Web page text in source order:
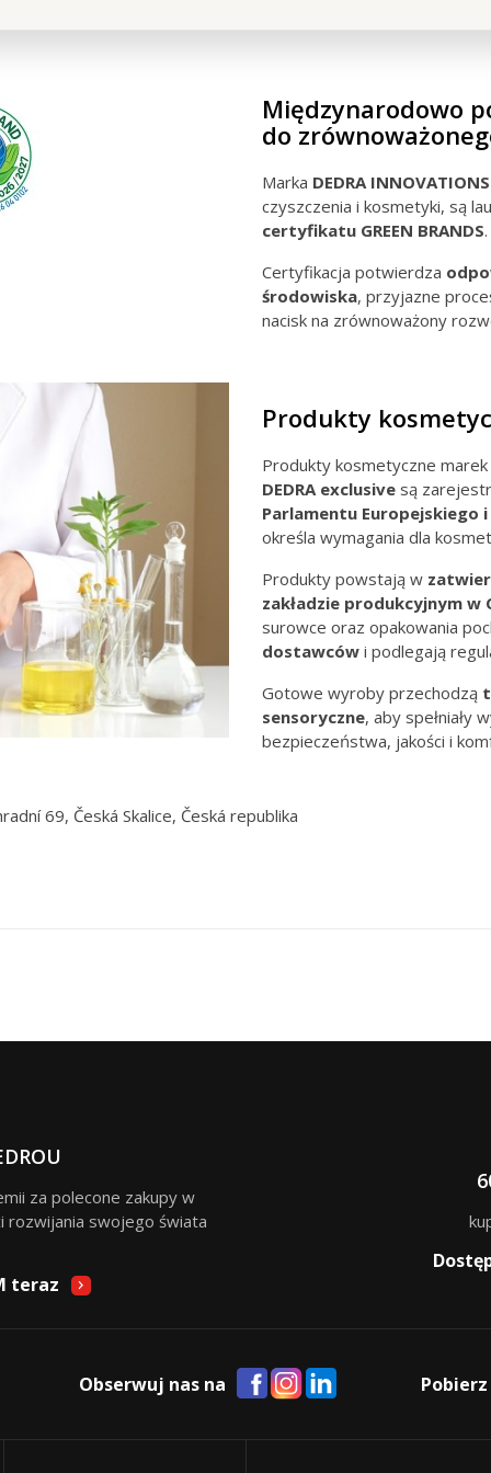
Międzynarodowo
do
Marka DEDRA INNOVATIONS
czyszczenia i kosmetyki, są
certyfikatu GREEN BRANDS.
Certyfikacja potwierdza
środowiska, przyjazne
nacisk na zrównoważony
Produkty
Produkty kosmetyczne marek
DEDRA exclusive są
Parlamentu Europejskiego i
określa wymagania dla
Produkty powstają w
zakładzie produkcyjnym w
surowce oraz opakowania
dostawców i podlegają
Gotowe wyroby przechodzą
sensoryczne, aby spełniały
bezpieczeństwa, jakości i
69, Česká Skalice, Česká republika
za polecone zakupy w
rozwijania swojego świata
teraz
Obserwuj nas na